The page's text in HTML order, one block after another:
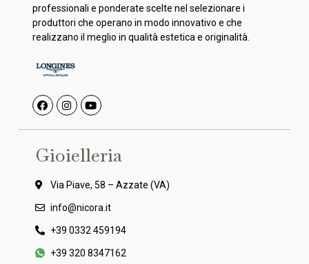
professionali e ponderate scelte nel selezionare i
produttori che operano in modo innovativo e che
realizzano il meglio in qualità estetica e originalità.
Gioielleria
Via Piave, 58 – Azzate (VA)
info@nicora.it
+39 0332 459194
+39 320 8347162